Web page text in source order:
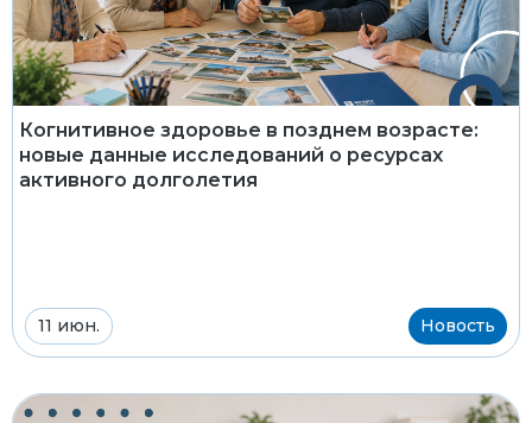
Когнитивное здоровье в позднем возрасте:
новые данные исследований о ресурсах
активного долголетия
11 июн. Новость